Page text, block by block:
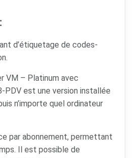
d’étiquetage de codes-
VM – Platinum avec
PDV est une version installée
n’importe quel ordinateur
par abonnement, permettant
Il est possible de